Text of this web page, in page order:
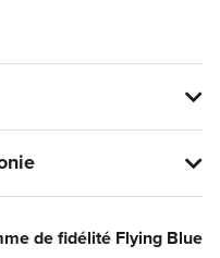
de fidélité Flying Blue